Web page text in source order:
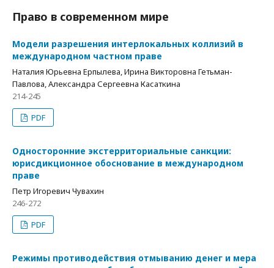
Право в современном мире
Модели разрешения интерлокальных коллизий в
международном частном праве
Наталия Юрьевна Ерпылева, Ирина Викторовна Гетьман-
Павлова, Александра Сергеевна Касаткина
214-245
PDF
Односторонние экстерриториальные санкции:
юрисдикционное обоснование в международном
праве
Петр Игоревич Чувахин
246-272
PDF
Режимы противодействия отмыванию денег и мера